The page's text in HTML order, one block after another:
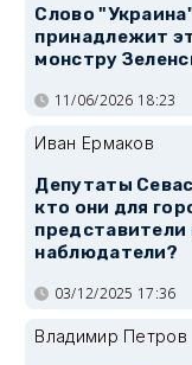
Слово
принадлежит
монстру
11/06/2026 18:23
Иван Ермаков
Депутаты
кто они для
представители
наблюдатели?
03/12/2025 17:36
Владимир Петров